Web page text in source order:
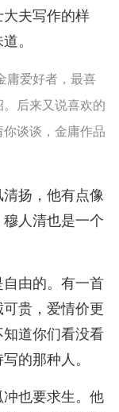
夫写作的样
。
庸爱好者，最喜
后来又说喜欢的
谈谈，金庸作品
扬，他有点像
穆人清也是一个
由的。有一首
贵，爱情价更
道你们看没看
的那种人。
也要求生。他